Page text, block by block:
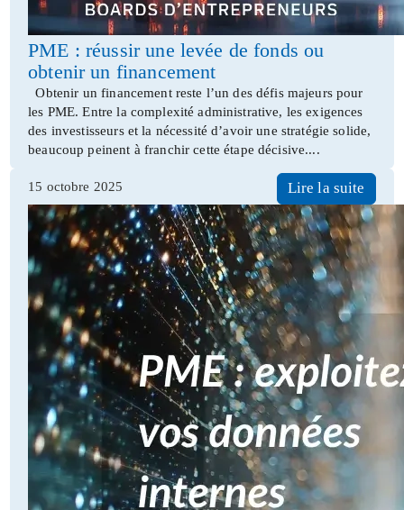
PME : réussir une levée de fonds ou
obtenir un financement
Obtenir un financement reste l’un des défis majeurs pour
les PME. Entre la complexité administrative, les exigences
des investisseurs et la nécessité d’avoir une stratégie solide,
beaucoup peinent à franchir cette étape décisive....
Lire la suite
15 octobre 2025